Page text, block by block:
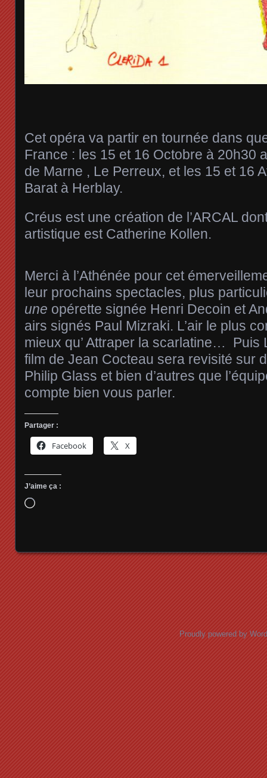
Cet opéra va partir en tournée dans
France : les 15 et 16 Octobre à 20h30
de Marne , Le Perreux, et les 15 et 16
Barat à Herblay.
Créus est une création de l’ARCAL
artistique est Catherine Kollen.
Merci à l’Athénée pour cet
leur prochains spectacles, plus
une opérette signée Henri Decoin et
airs signés Paul Mizraki. L’air le plus
mieux qu’ Attraper la scarlatine… Puis
film de Jean Cocteau sera revisité sur
Philip Glass et bien d’autres que
compte bien vous parler.
Partager :
Facebook X
J’aime ça :
Chargement…
Proudly powered by